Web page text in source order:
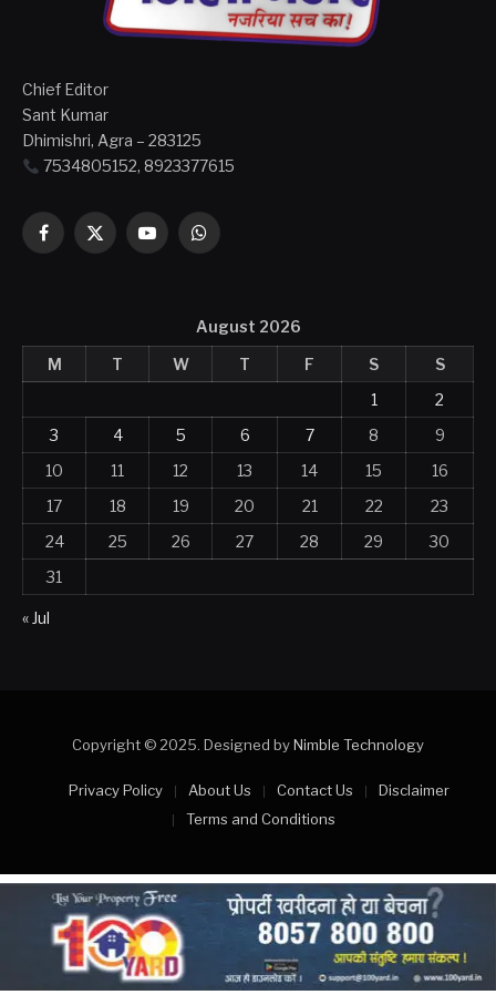
Chief Editor
Sant Kumar
Dhimishri, Agra – 283125
7534805152, 8923377615
Facebook
X
YouTubeWhatsApp
August 2026
M
T W T F S
S
1
2
3
4 5 6 7 8
9
10
11 12 13 14 15
16
17
18 19 20 21 22
23
24
25 26 27 28 29
30
31
« Jul
Copyright © 2025. Designed byNimble Technology
Privacy Policy About Us Contact Us
Disclaimer
Terms and Conditions